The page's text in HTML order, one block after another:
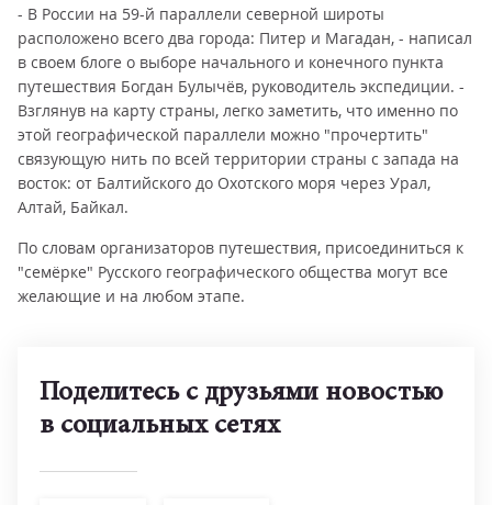
- В России на 59-й параллели северной широты
расположено всего два города: Питер и Магадан, - написал
в своем блоге о выборе начального и конечного пункта
путешествия Богдан Булычёв, руководитель экспедиции. -
Взглянув на карту страны, легко заметить, что именно по
этой географической параллели можно "прочертить"
связующую нить по всей территории страны с запада на
восток: от Балтийского до Охотского моря через Урал,
Алтай, Байкал.
По словам организаторов путешествия, присоединиться к
"семёрке" Русского географического общества могут все
желающие и на любом этапе.
Поделитесь с друзьями новостью
в социальных сетях